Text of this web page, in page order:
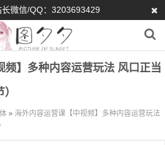
长微信/QQ：3203693429
频】多种内容运营玩法 风口正当
» 海外内容运营课【中视频】多种内容运营玩法